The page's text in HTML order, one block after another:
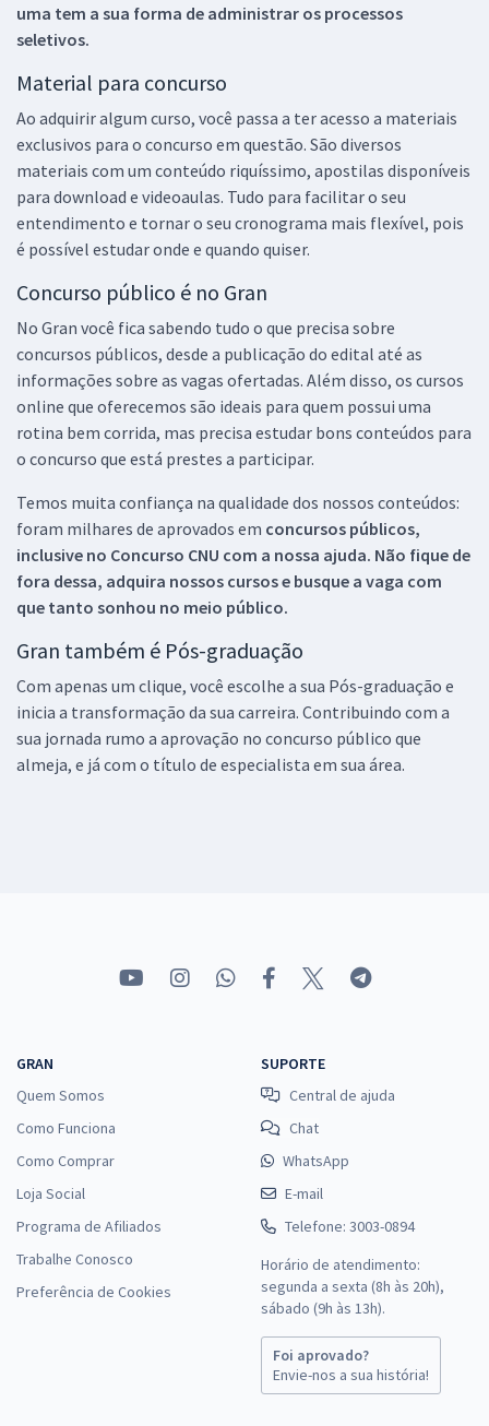
uma tem a sua forma de administrar os processos
seletivos.
Material para concurso
Ao adquirir algum curso, você passa a ter acesso a materiais
exclusivos para o concurso em questão. São diversos
materiais com um conteúdo riquíssimo, apostilas disponíveis
para download e videoaulas. Tudo para facilitar o seu
entendimento e tornar o seu cronograma mais flexível, pois
é possível estudar onde e quando quiser.
Concurso público é no Gran
No Gran você fica sabendo tudo o que precisa sobre
concursos públicos, desde a publicação do edital até as
informações sobre as vagas ofertadas. Além disso, os cursos
online que oferecemos são ideais para quem possui uma
rotina bem corrida, mas precisa estudar bons conteúdos para
o concurso que está prestes a participar.
Temos muita confiança na qualidade dos nossos conteúdos:
foram milhares de aprovados em concursos públicos,
inclusive no Concurso CNU com a nossa ajuda. Não fique de
fora dessa, adquira nossos cursos e busque a vaga com
que tanto sonhou no meio público.
Gran também é Pós-graduação
Com apenas um clique, você escolhe a sua Pós-graduação e
inicia a transformação da sua carreira. Contribuindo com a
sua jornada rumo a aprovação no concurso público que
almeja, e já com o título de especialista em sua área.
GRAN
Quem Somos
Como Funciona
Como Comprar
Loja Social
Programa de Afiliados
Trabalhe Conosco
Preferência de Cookies
SUPORTE
Central de ajuda
Chat
WhatsApp
E-mail
Telefone: 3003-0894
Horário de atendimento:
segunda a sexta (8h às 20h),
sábado (9h às 13h).
Foi aprovado?
Envie-nos a sua história!